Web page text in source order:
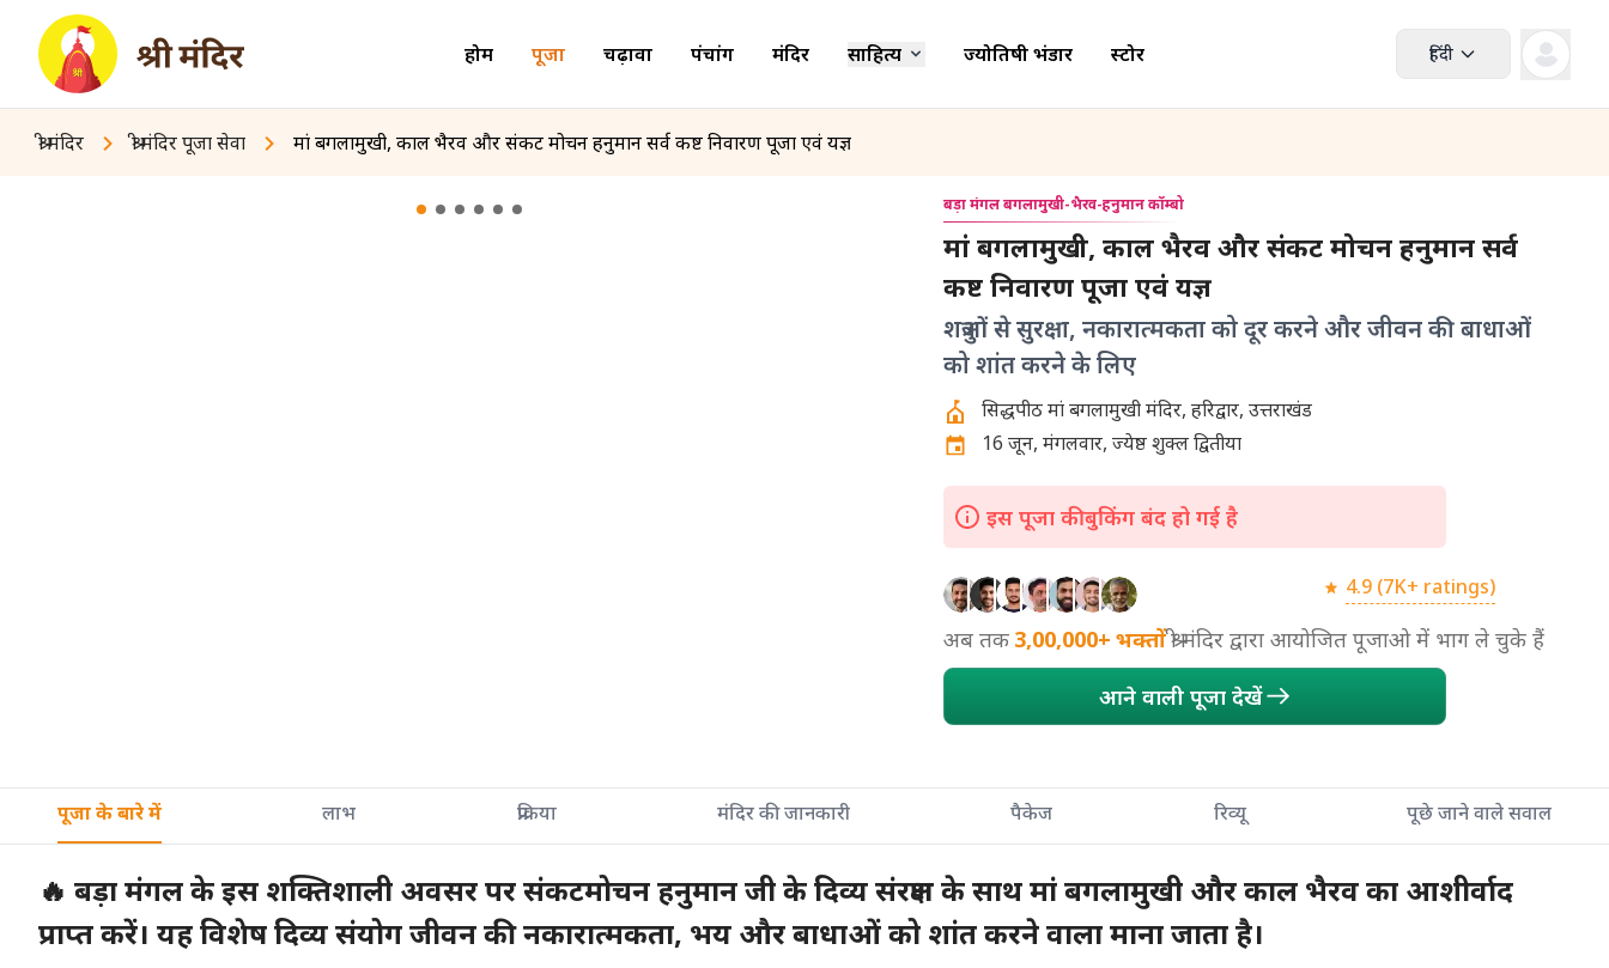
होम पूजा चढ़ावा पंचांग मंदिर साहित्य ज्योतिषी भंडार स्टोर हिंदी
श्री मंदिर श्री मंदिर पूजा सेवा मां बगलामुखी, काल भैरव और संकट मोचन हनुमान सर्व कष्ट निवारण पूजा एवं यज्ञ
बड़ा मंगल बगलामुखी-भैरव-हनुमान कॉम्बो
मां बगलामुखी, काल भैरव और संकट मोचन हनुमान सर्व
कष्ट निवारण पूजा एवं यज्ञ
शत्रुओं से सुरक्षा, नकारात्मकता को दूर करने और जीवन की बाधाओं
को शांत करने के लिए
सिद्धपीठ मां बगलामुखी मंदिर, हरिद्वार, उत्तराखंड
16 जून, मंगलवार, ज्येष्ठ शुक्ल द्वितीया
इस पूजा की बुकिंग बंद हो गई है
4.9 (7K+ ratings)
अब तक 3,00,000+ भक्तोंश्री मंदिर द्वारा आयोजित पूजाओ में भाग ले चुके हैं
आने वाली पूजा देखें
पूजा के बारे में लाभ प्रक्रिया मंदिर की जानकारी पैकेज रिव्यू पूछे जाने वाले सवाल
🔥 बड़ा मंगल के इस शक्तिशाली अवसर पर संकटमोचन हनुमान जी के दिव्य संरक्षण के साथ मां बगलामुखी और काल भैरव का आशीर्वाद
प्राप्त करें। यह विशेष दिव्य संयोग जीवन की नकारात्मकता, भय और बाधाओं को शांत करने वाला माना जाता है।